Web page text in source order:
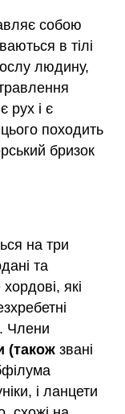
собою
в тілі
людину,
рух і є
походить
бризок
на три
та
які
Члени
(також звані
і ланцети